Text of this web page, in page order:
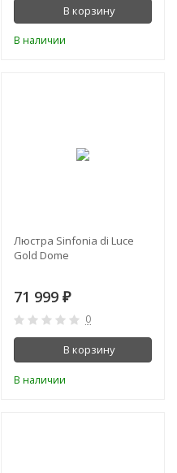
В корзину
В наличии
Люстра Sinfonia di Luce
Gold Dome
71 999 ₽
0
В корзину
В наличии